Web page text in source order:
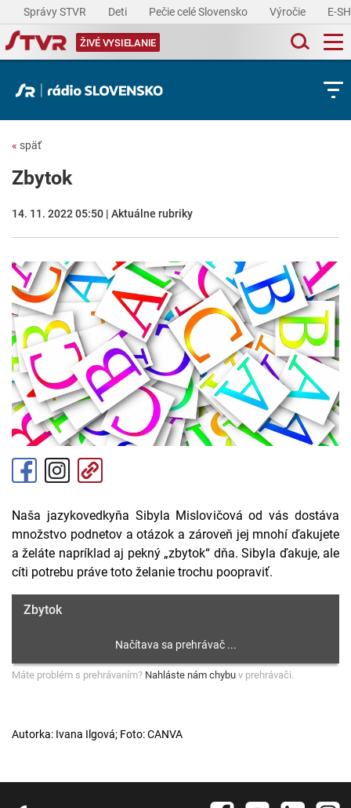
Správy STVR Deti Pečie celé Slovensko Výročie E-
ŽIVÉ VYSIELANIE
« späť
Zbytok
14. 11. 2022 05:50 | Aktuálne rubriky
Naša jazykovedkyňa Sibyla Mislovičová od vás dostáva
množstvo podnetov a otázok a zároveň jej mnohí ďakujete
a želáte napríklad aj pekný „zbytok“ dňa. Sibyla ďakuje, ale
cíti potrebu práve toto želanie trochu poopraviť.
Zbytok
Máte problém s prehrávaním? Nahláste nám chybu v prehrávači.
Autorka: Ivana Ilgová; Foto: CANVA